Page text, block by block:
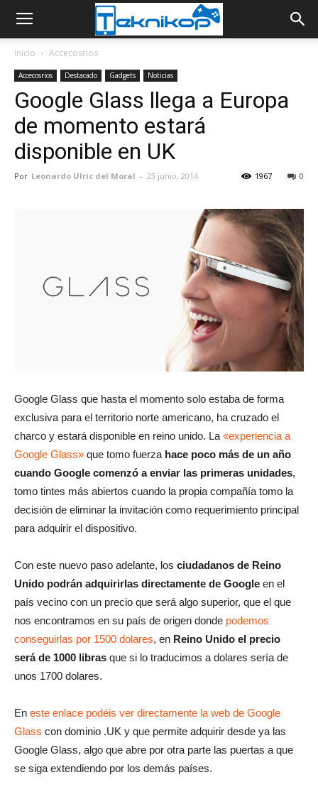
Inicio Accecosrios
Accecosrios Destacado Gadgets Noticias
Google Glass llega a Europa
de momento estará
disponible en UK
Por Leonardo Ulric del Moral - 23 junio, 2014 0
1967
Google Glass que hasta el momento solo estaba de forma
exclusiva para el territorio norte americano, ha cruzado el
charco y estará disponible en reino unido. La «experiencia a
Google Glass» que tomo fuerza hace poco más de un año
cuando Google comenzó a enviar las primeras unidades,
tomo tintes más abiertos cuando la propia compañía tomo la
decisión de eliminar la invitación como requerimiento principal
para adquirir el dispositivo.
Con este nuevo paso adelante, los ciudadanos de Reino
Unido podrán adquirirlas directamente de Google en el
país vecino con un precio que será algo superior, que el que
nos encontramos en su país de origen donde podemos
conseguirlas por 1500 dolares, en Reino Unido el precio
será de 1000 libras que si lo traducimos a dolares sería de
unos 1700 dolares.
En este enlace podéis ver directamente la web de Google
Glass con dominio .UK y que permite adquirir desde ya las
Google Glass, algo que abre por otra parte las puertas a que
se siga extendiendo por los demás países.